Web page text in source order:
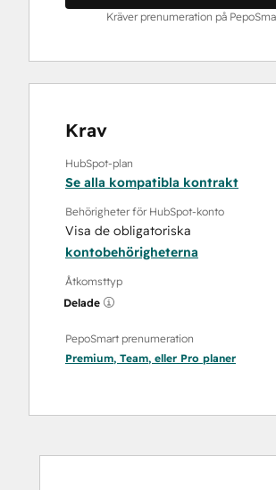
Kräver prenumeration på
Krav
HubSpot-plan
Se alla kompatibla kontrakt
Behörigheter för HubSpot-konto
Visa de obligatoriska
kontobehörigheterna
Åtkomsttyp
Delade
PepoSmart prenumeration
Premium, Team, eller Pro planer